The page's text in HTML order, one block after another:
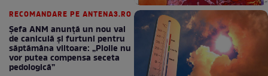
RECOMANDARE PE ANTENA3.RO
Șefa ANM anunță un nou val
de caniculă și furtuni pentru
săptămâna viitoare: „Ploile nu
vor putea compensa seceta
pedologică”